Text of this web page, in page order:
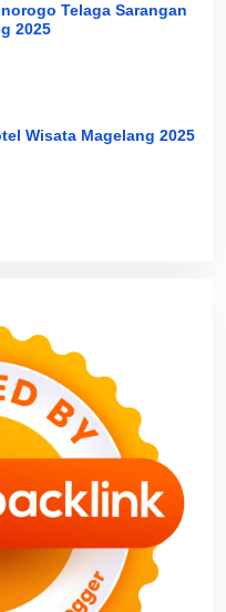
Telaga Sarangan
2025
Wisata Magelang 2025